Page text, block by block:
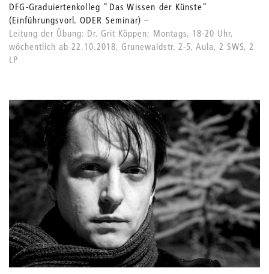
DFG-Graduiertenkolleg "Das Wissen der Künste"
(Einführungsvorl. ODER Seminar)
Leitung der Übung: Dr. Grit Köppen; Montags, 18-20 Uhr,
wöchentlich ab 22.10.2018, Grunewaldstr. 2-5, Aula, 2 SWS, 2
LP